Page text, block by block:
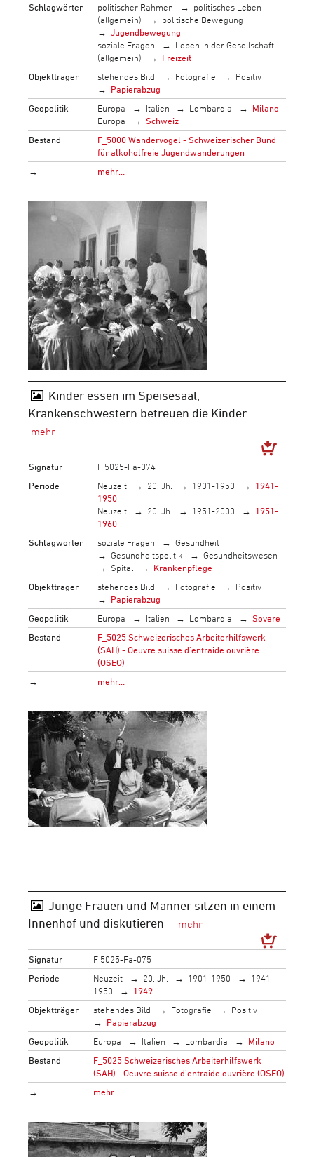
Schlagwörter
politischer Rahmen
politisches Leben
(allgemein)
politische Bewegung
Jugendbewegung
soziale Fragen
Leben in der Gesellschaft
(allgemein)
Freizeit
Objektträger
stehendes Bild Fotografie
Positiv
Papierabzug
Geopolitik
Europa Italien Lombardia
Milano
Europa
Schweiz
Bestand
F_5000 Wandervogel - Schweizerischer Bund
für alkoholfreie Jugendwanderungen
→
mehr…
Kinder essen im Speisesaal,
Krankenschwestern betreuen die Kinder
Signatur
F 5025-Fa-074
Periode
Neuzeit 20. Jh. 1901-1950
1941-
1950
Neuzeit
20. Jh. 1951-2000
1951-
1960
Schlagwörter
soziale Fragen
Gesundheit
Gesundheitspolitik
Gesundheitswesen
Spital
Krankenpflege
Objektträger
stehendes Bild Fotografie
Positiv
Papierabzug
Geopolitik
Europa Italien Lombardia
Sovere
Bestand
F_5025 Schweizerisches Arbeiterhilfswerk
(SAH) - Oeuvre suisse d'entraide ouvrière
(OSEO)
→
mehr…
Junge Frauen und Männer sitzen in einem
Innenhof und diskutieren
Signatur
F 5025-Fa-075
Periode
Neuzeit 20. Jh. 1901-1950
1941-
1950
1949
Objektträger
stehendes Bild Fotografie
Positiv
Papierabzug
Geopolitik
Europa Italien Lombardia
Milano
Bestand
F_5025 Schweizerisches Arbeiterhilfswerk
(SAH) - Oeuvre suisse d'entraide ouvrière (OSEO)
→
mehr…